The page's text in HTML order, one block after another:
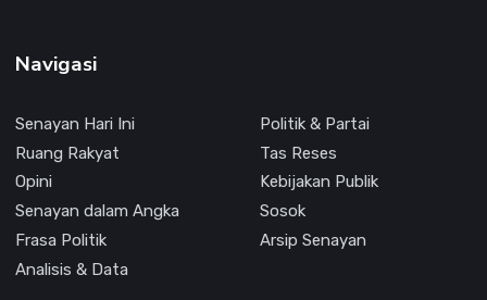
Navigasi
Senayan Hari Ini
Politik & Partai
Ruang Rakyat
Tas Reses
Opini
Kebijakan Publik
Senayan dalam Angka
Sosok
Frasa Politik
Arsip Senayan
Analisis & Data